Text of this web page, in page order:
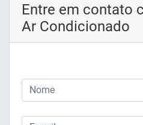
Entre em contato
Ar Condicionado